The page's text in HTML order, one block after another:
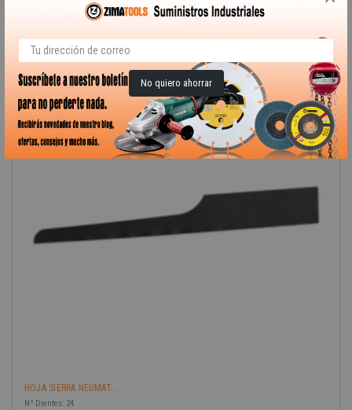
PRECIO REBAJADO
HOJA SIERRA NEUMAT....
Nº Dientes: 24
No quiero ahorrar